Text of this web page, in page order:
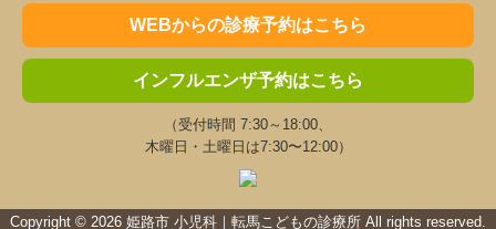
WEBからの診療予約はこちら
インフルエンザ予約はこちら
（受付時間 7:30～18:00、
木曜日・土曜日は7:30〜12:00）
Copyright © 2026 姫路市 小児科｜転馬こどもの診療所 All rights reserved.